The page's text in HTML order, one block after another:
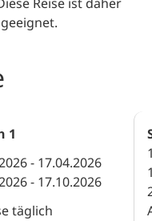
1
- 17.04.2026
- 17.10.2026
täglich